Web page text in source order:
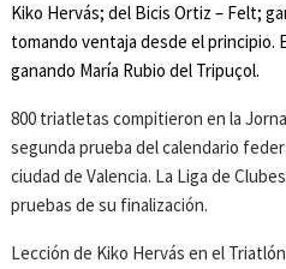
Kiko Hervás; del Bicis Ortiz – Felt;
tomando ventaja desde el principio.
ganando María Rubio del Tripuçol.
800 triatletas compitieron en la
segunda prueba del calendario
ciudad de Valencia. La Liga de
pruebas de su finalización.
Lección de Kiko Hervás en el